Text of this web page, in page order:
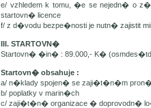
e/ vzhledem k tomu, �e se nejedn� o
startovn� licence
f/ z d�vodu bezpe�nosti je nutn� zajistit
III. STARTOVN�
Startovn� �in� : 89.000,- K�
Startovn� obsahuje :
a/ n�klady spojen� se zaji�t�n�m
b/ poplatky v marin�ch
c/ zaji�t�n� organizace � doprovodn�